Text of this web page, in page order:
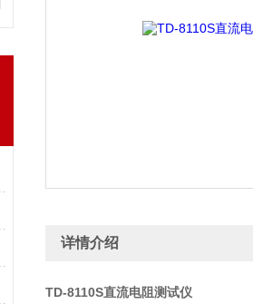
详情介绍
TD-8110S直流电阻测试仪